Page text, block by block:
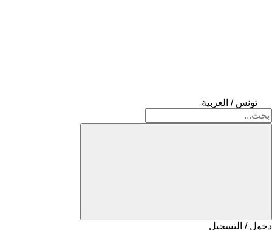
تونس / العربية
دخول / التسجيل